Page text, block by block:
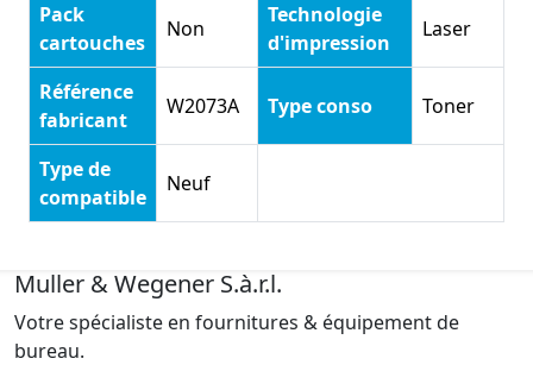
Pack
cartouches
Non
Technologie
d'impression
Laser
Référence
fabricant
W2073A Type conso Toner
Type de
compatible
Neuf
Muller & Wegener S.à.r.l.
Votre spécialiste en fournitures & équipement de
bureau.